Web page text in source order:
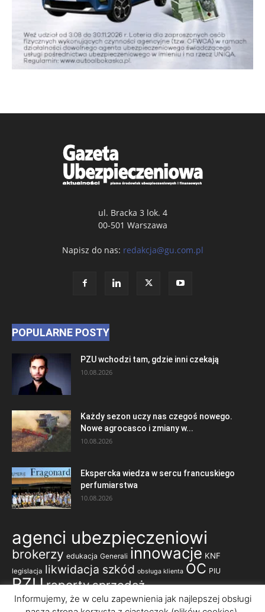
ul. Bracka 3 lok. 4
00-501 Warszawa
Napisz do nas: redakcja@gu.com.pl
POPULARNE POSTY
PZU wchodzi tam, gdzie inni czekają
10.08.2026
Każdy sezon uczy nas czegoś nowego.
Nowe agrocasco i zmiany w...
10.08.2026
Ekspercka wiedza w sercu francuskiego
perfumiarstwa
10.08.2026
agenci ubezpieczeniowi
brokerzy edukacja Generali innowacje KNF
legislacja likwidacja szkód obsługa klienta OC PIU
PZUraportysprzedaż
ubezpieczenia komunikacyjne
Informujemy, że w celu zapewnienia jak najlepszej obsługi